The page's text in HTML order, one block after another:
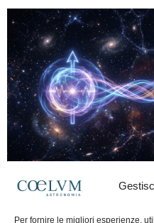
Per fornire le migliori esperienze,
Marco Lorrai - 15 Giugno 2026
moderna: due particelle possono